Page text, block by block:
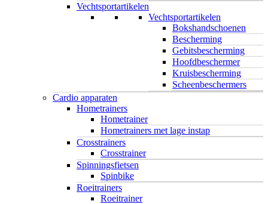
Vechtsportartikelen
Vechtsportartikelen
Bokshandschoenen
Bescherming
Gebitsbescherming
Hoofdbeschermer
Kruisbescherming
Scheenbeschermers
Cardio apparaten
Hometrainers
Hometrainer
Hometrainers met lage instap
Crosstrainers
Crosstrainer
Spinningsfietsen
Spinbike
Roeitrainers
Roeitrainer